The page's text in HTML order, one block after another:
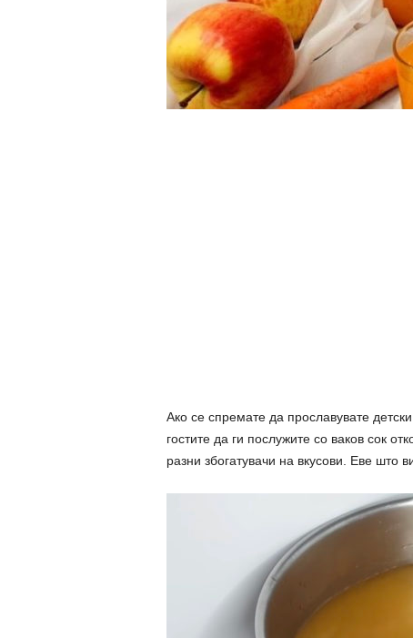
Ако се спремате да прославувате
гостите да ги послужите со ваков сок
разни збогатувачи на вкусови. Еве што